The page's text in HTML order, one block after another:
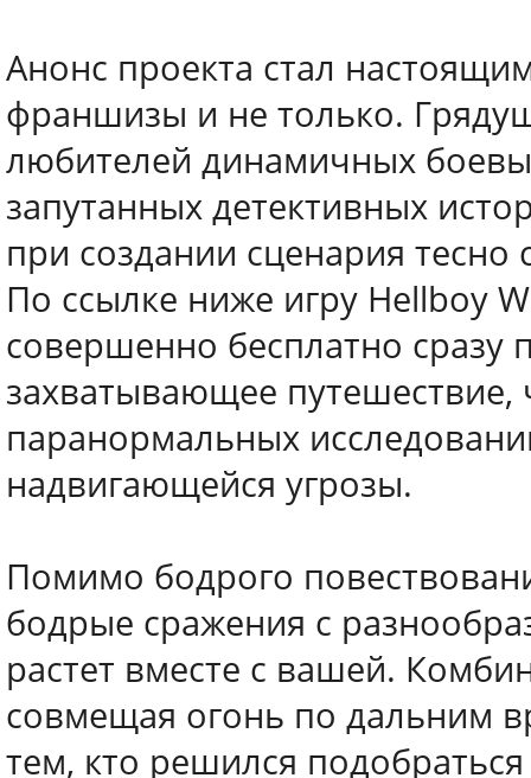
Анонс проекта стал
франшизы и не только.
любителей динамичных
запутанных детективных
при создании сценария
По ссылке ниже игру Hellboy
совершенно бесплатно сразу
захватывающее
паранормальных
надвигающейся угрозы.
Помимо бодрого
бодрые сражения с
растет вместе с вашей.
совмещая огонь по дальним
тем, кто решился